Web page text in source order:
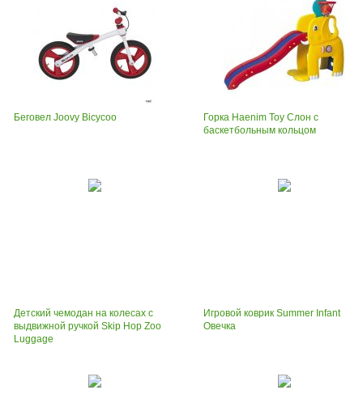
Беговел Joovy Bicycoo
Горка Haenim Toy Слон с
баскетбольным кольцом
Детский чемодан на колесах с
выдвижной ручкой Skip Hop Zoo
Luggage
Игровой коврик Summer Infant
Овечка